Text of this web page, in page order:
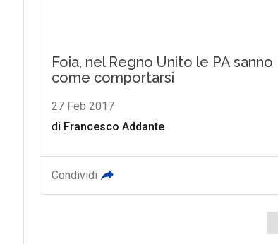
Foia, nel Regno Unito le PA sanno
come comportarsi
27 Feb 2017
di Francesco Addante
Condividi